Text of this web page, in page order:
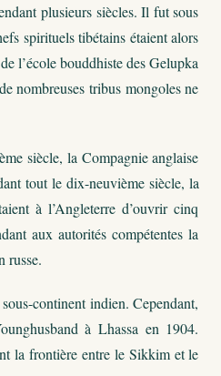
plusieurs siècles. Il fut sous
spirituels tibétains étaient alors
l’école bouddhiste des Gelupka
nombreuses tribus mongoles ne
siècle, la Compagnie anglaise
tout le dix-neuvième siècle, la
à l’Angleterre d’ouvrir cinq
aux autorités compétentes la
russe.
continent indien. Cependant,
à Lhassa en 1904.
la frontière entre le Sikkim et le